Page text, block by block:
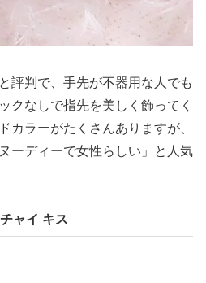
評判で、手先が不器用な人でも
クなしで指先を美しく飾ってく
カラーがたくさんありますが、
ーディーで女性らしい」と人気
ャイ キス